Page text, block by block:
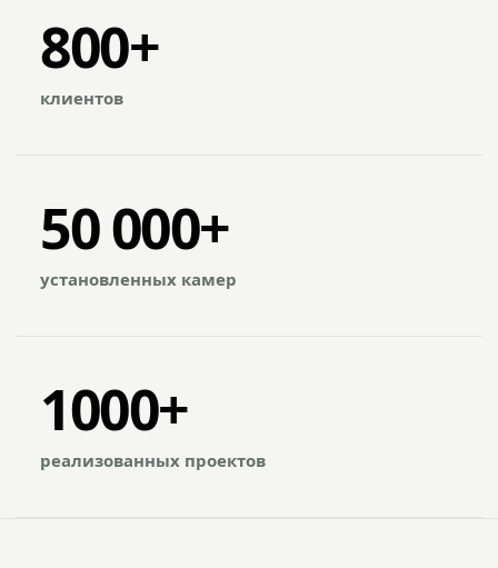
800+
клиентов
50 000+
установленных камер
1000+
реализованных проектов